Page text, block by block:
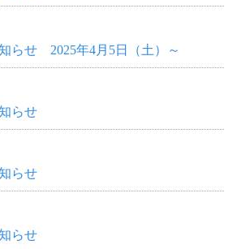
らせ 2025年4月5日（土）～
らせ
らせ
らせ